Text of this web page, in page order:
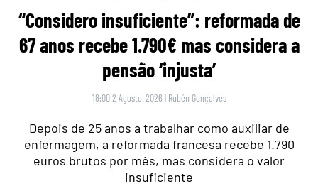
“Considero insuficiente”: reformada de
67 anos recebe 1.790€ mas considera a
pensão ‘injusta’
18:00 2 Agosto, 2026 | Rubén Gonçalves
Depois de 25 anos a trabalhar como auxiliar de
enfermagem, a reformada francesa recebe 1.790
euros brutos por mês, mas considera o valor
insuficiente